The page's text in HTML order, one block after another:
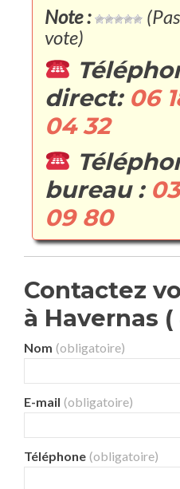
Note :
vote)
direct: 06
04 32
bureau :
09 80
Contactez
à Havernas
Nom (obligatoire)
E-mail (obligatoire)
Téléphone (obligatoire)